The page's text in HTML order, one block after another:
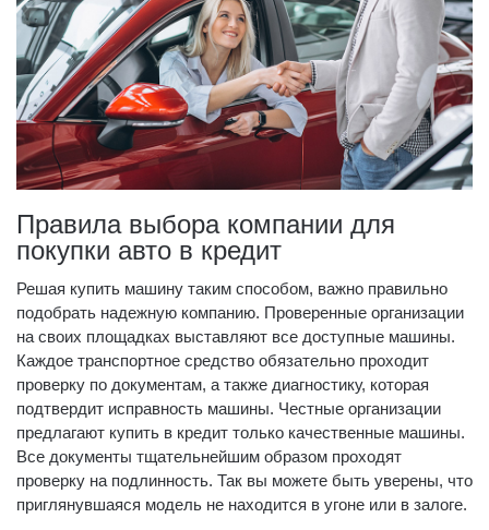
Правила выбора компании для
покупки авто в кредит
Решая купить машину таким способом, важно правильно
подобрать надежную компанию. Проверенные организации
на своих площадках выставляют все доступные машины.
Каждое транспортное средство обязательно проходит
проверку по документам, а также диагностику, которая
подтвердит исправность машины. Честные организации
предлагают купить в кредит только качественные машины.
Все документы тщательнейшим образом проходят
проверку на подлинность. Так вы можете быть уверены, что
приглянувшаяся модель не находится в угоне или в залоге.